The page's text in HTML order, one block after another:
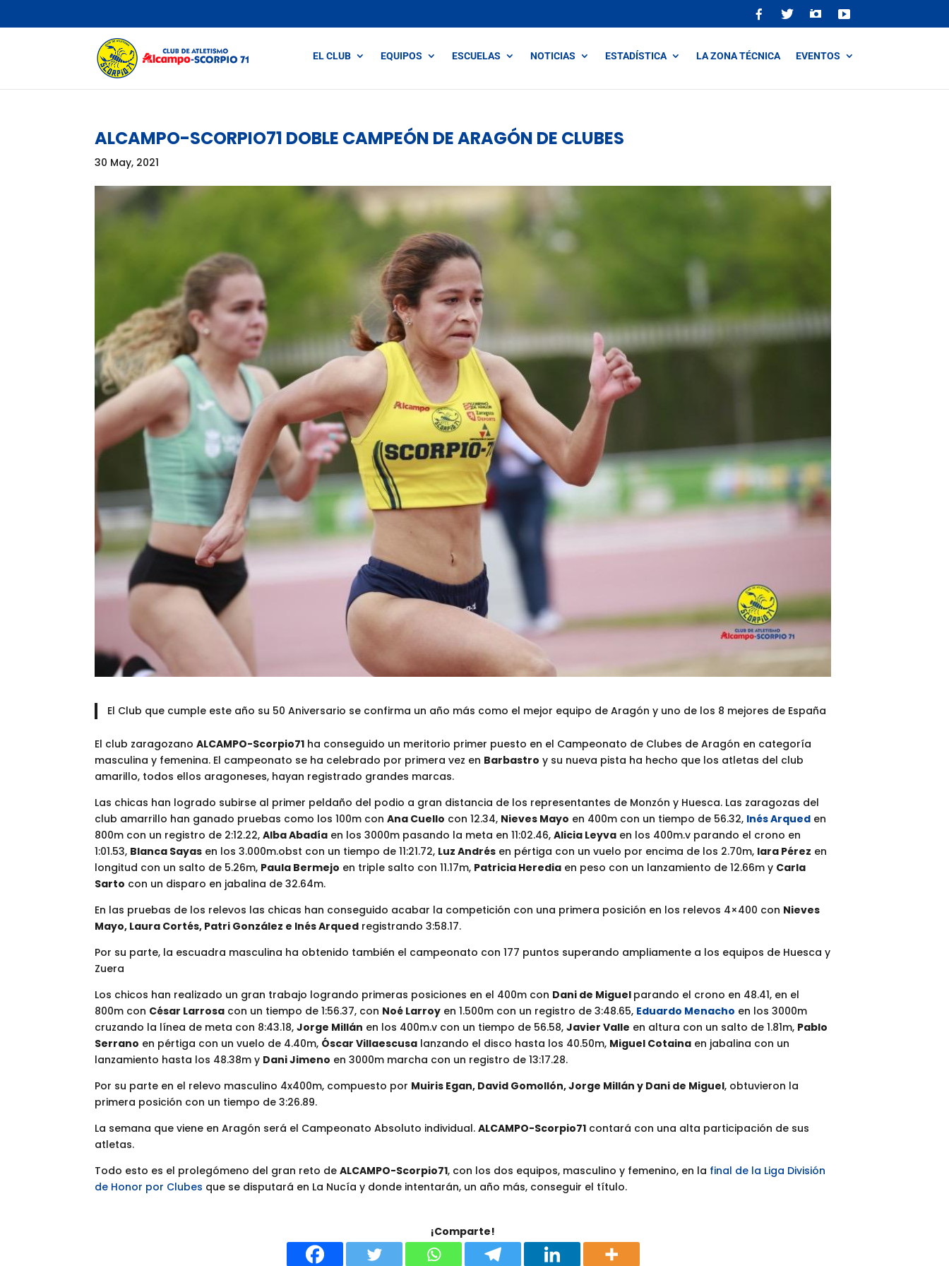
EL CLUB EQUIPOS ESCUELAS NOTICIAS ESTADÍSTICA LA ZONA TÉCNICA EVENTOS
ALCAMPO-SCORPIO71 DOBLE CAMPEÓN DE ARAGÓN DE CLUBES
30 May, 2021
El Club que cumple este año su 50 Aniversario se confirma un año más como el mejor equipo de Aragón y uno de los 8 mejores de España
El club zaragozanoALCAMPO-Scorpio71 ha conseguido un meritorio primer puesto en el Campeonato de Clubes de Aragón en categoría
masculina y femenina. El campeonato se ha celebrado por primera vez en Barbastro y su nueva pista ha hecho que los atletas del club
amarillo, todos ellos aragoneses, hayan registrado grandes marcas.
Las chicas han logrado subirse al primer peldaño del podio a gran distancia de los representantes de Monzón y Huesca. Las zaragozas del
club amarrillo han ganado pruebas como los 100m conAna Cuello con 12.34, Nieves Mayo en 400m con un tiempo de 56.32, Inés Arqued en
800m con un registro de 2:12.22,Alba Abadía en los 3000m pasando la meta en 11:02.46,Alicia Leyva en los 400m.v parando el crono en
1:01.53, Blanca Sayas en los 3.000m.obst con un tiempo de 11:21.72, Luz Andrés en pértiga con un vuelo por encima de los 2.70m, Iara Pérez en
longitud con un salto de 5.26m, Paula Bermejo en triple salto con 11.17m, Patricia Heredia en peso con un lanzamiento de 12.66m y Carla
Sarto con un disparo en jabalina de 32.64m.
En las pruebas de los relevos las chicas han conseguido acabar la competición con una primera posición en los relevos 4×400 con Nieves
Mayo, Laura Cortés, Patri González e Inés Arqued registrando 3:58.17.
Por su parte, la escuadra masculina ha obtenido también el campeonato con 177 puntos superando ampliamente a los equipos de Huesca y
Zuera
Los chicos han realizado un gran trabajo logrando primeras posiciones en el 400m con Dani de Miguel parando el crono en 48.41, en el
800m con César Larrosa con un tiempo de 1:56.37, con Noé Larroy en 1.500m con un registro de 3:48.65, Eduardo Menacho en los 3000m
cruzando la línea de meta con 8:43.18,Jorge Millán en los 400m.v con un tiempo de 56.58,Javier Valle en altura con un salto de 1.81m, Pablo
Serrano en pértiga con un vuelo de 4.40m, Óscar Villaescusa lanzando el disco hasta los 40.50m, Miguel Cotaina en jabalina con un
lanzamiento hasta los 48.38m y Dani Jimeno en 3000m marcha con un registro de 13:17.28.
Por su parte en el relevo masculino 4x400m, compuesto por Muiris Egan, David Gomollón, Jorge Millán y Dani de Miguel, obtuvieron la
primera posición con un tiempo de 3:26.89.
La semana que viene en Aragón será el Campeonato Absoluto individual.ALCAMPO-Scorpio71 contará con una alta participación de sus
atletas.
Todo esto es el prolegómeno del gran reto deALCAMPO-Scorpio71, con los dos equipos, masculino y femenino, en la final de la Liga División
de Honor por Clubes que se disputará en La Nucía y donde intentarán, un año más, conseguir el título.
¡Comparte!